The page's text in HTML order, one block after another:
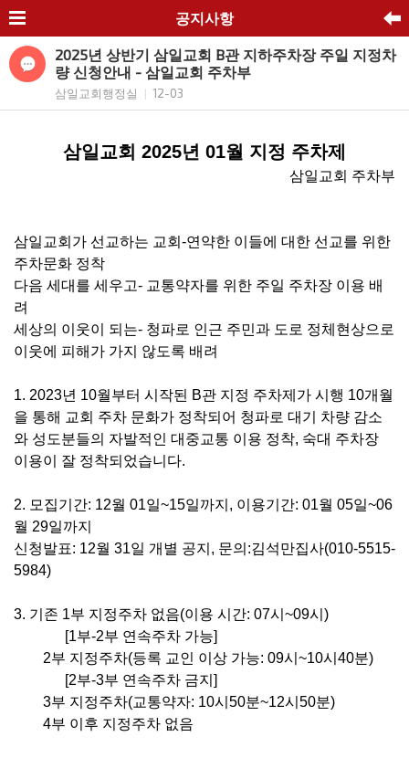
공지사항
2025년 상반기 삼일교회 B관 지하주차장 주일 지정차
량 신청안내 - 삼일교회 주차부
삼일교회행정실 12-03
삼일교회 2025년 01월 지정 주차제
삼일교회 주차부
삼일교회가 선교하는 교회 -연약한 이들에 대한 선교를 위한
주차문화 정착
다음 세대를 세우고- 교통약자를 위한 주일 주차장 이용 배
려
세상의 이웃이 되는- 청파로 인근 주민과 도로 정체현상으로
이웃에 피해가 가지 않도록 배려
1. 2023년 10월부터 시작된 B관 지정 주차제가 시행 10개월
을 통해 교회 주차 문화가 정착되어 청파로 대기 차량 감소
와 성도분들의 자발적인 대중교통 이용 정착, 숙대 주차장
이용이 잘 정착되었습니다.
2. 모집기간: 12월 01일~15일까지 , 이용기간: 01월 05일~06
월 29일까지
신청발표: 12월 31일 개별 공지 , 문의 :김석만집사(010-5515-
5984)
3. 기존 1부 지정주차 없음(이용 시간: 07시 ~09시 )
[1부-2부 연속주차 가능]
2부 지정주차(등록 교인 이상 가능: 09시 ~10시 40분)
[2부-3부 연속주차 금지 ]
3부 지정주차(교통약자: 10시 50분~12시 50분)
4부 이후 지정주차 없음